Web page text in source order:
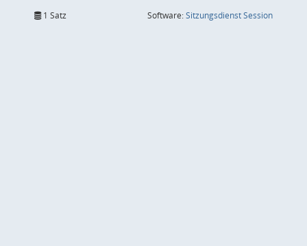
1 Satz Software:SitzungsdienstSession(Wird in